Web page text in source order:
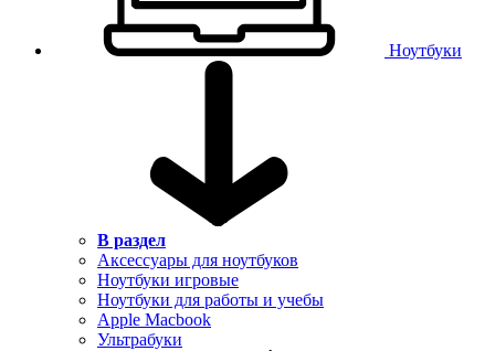
Ноутбуки
В раздел
Аксессуары для ноутбуков
Ноутбуки игровые
Ноутбуки для работы и учебы
Apple Macbook
Ультрабуки